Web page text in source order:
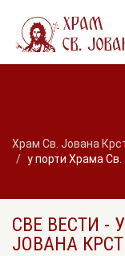
Храм Св. Јована
у порти Храма
СВЕ ВЕСТИ -
ЈОВАНА